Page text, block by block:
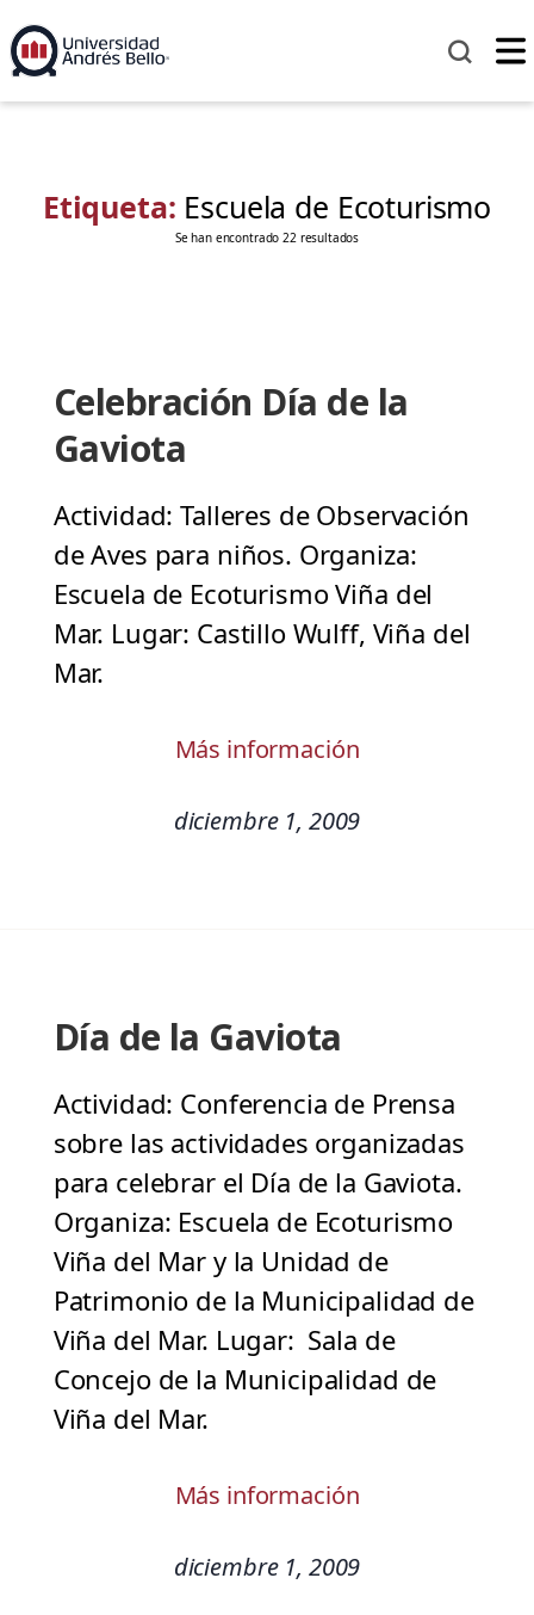
Etiqueta: Escuela de Ecoturismo
Se han encontrado 22 resultados
Celebración Día de la
Gaviota
Actividad: Talleres de Observación
de Aves para niños. Organiza:
Escuela de Ecoturismo Viña del
Mar. Lugar: Castillo Wulff, Viña del
Mar.
Más información
diciembre 1, 2009
Día de la Gaviota
Actividad: Conferencia de Prensa
sobre las actividades organizadas
para celebrar el Día de la Gaviota.
Organiza: Escuela de Ecoturismo
Viña del Mar y la Unidad de
Patrimonio de la Municipalidad de
Viña del Mar. Lugar: Sala de
Concejo de la Municipalidad de
Viña del Mar.
Más información
diciembre 1, 2009